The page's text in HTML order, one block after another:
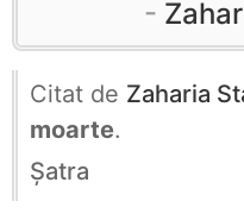
Citat de Zaharia
moarte.
Şatra